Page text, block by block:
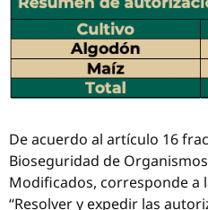
De acuerdo al artículo 16
Bioseguridad de
Modificados, corresponde a
“Resolver y expedir las